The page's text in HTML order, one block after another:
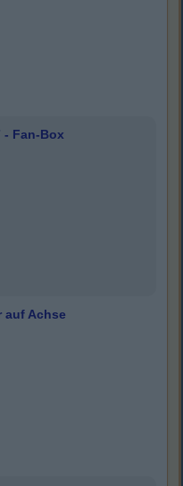
- Fan-Box
auf Achse